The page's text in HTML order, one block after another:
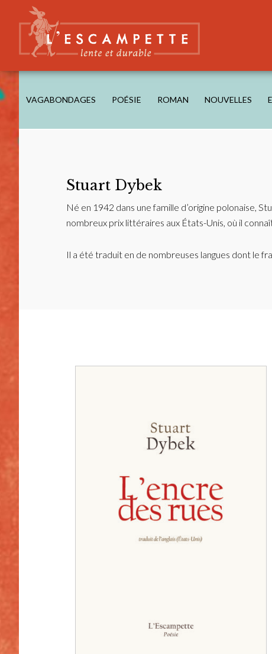
content
secondary
navigation
L'ESCAMPETTE
éditions lentes & durables
VAGABONDAGES POÉSIE ROMAN NOUVELLES
Stuart Dybek
Né en 1942 dans une famille d’origine polonaise,
nombreux prix littéraires aux États-Unis, où il
Il a été traduit en de nombreuses langues dont le